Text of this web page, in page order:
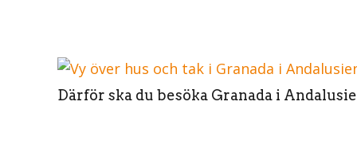
Därför ska du besöka Granada i